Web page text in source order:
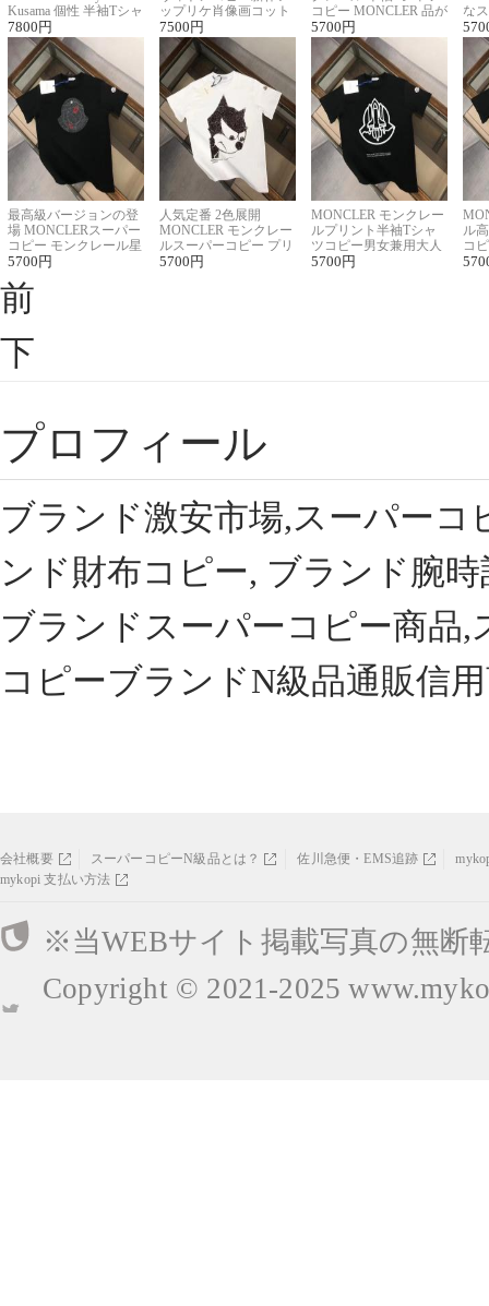
Kusama 個性 半袖Tシャ
ツコピー男女兼用
7800 円
ップリケ肖像画コット
ンニット半袖Tシャツ
7500 円
コピー MONCLER 品が
良く見た目
5700 円
な
ル
最高級バージョンの登
場 MONCLERスーパー
コピー モンクレール星
座半袖Tシャツ
5700 円
人気定番 2色展開
MONCLER モンクレー
ルスーパーコピー プリ
ント半袖Tシャツ
5700 円
MONCLER モンクレー
ルプリント半袖Tシャ
ツコピー男女兼用大人
可愛い春夏コーデ
5700 円
ル
コ
ィ
前
下
プロフィール
ブランド激安市場,スーパー
ンド財布コピー, ブランド腕
ブランドスーパーコピー商品
コピーブランドN級品通販信
会社概要 スーパーコピーN級品とは？ 佐川急便・EMS追跡
mykopi 支払い方法
※当WEBサイト掲載写真の無断
Copyright © 2021-2025